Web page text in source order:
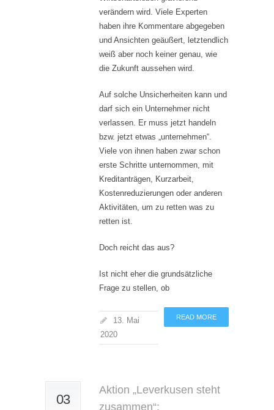
verändern wird. Viele Experten
haben ihre Kommentare abgegeben
und Ansichten geäußert, letztendlich
weiß aber noch keiner genau, wie
die Zukunft aussehen wird.
Auf solche Unsicherheiten kann und
darf sich ein Unternehmer nicht
verlassen. Er muss jetzt handeln
bzw. jetzt etwas „unternehmen“.
Viele von ihnen haben zwar schon
erste Schritte unternommen, mit
Kreditanträgen, Kurzarbeit,
Kostenreduzierungen oder anderen
Aktivitäten, um zu retten was zu
retten ist.
Doch reicht das aus?
Ist nicht eher die grundsätzliche
Frage zu stellen, ob
READ MORE
13. Mai
2020
03
Aktion „Leverkusen steht
zusammen“: